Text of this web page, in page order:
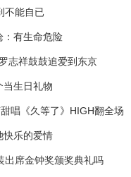
不能自已
：有生命危险
志祥鼓鼓追爱到东京
当生日礼物
唱《久等了》HIGH翻全场
快乐的爱情
出席金钟奖颁奖典礼吗